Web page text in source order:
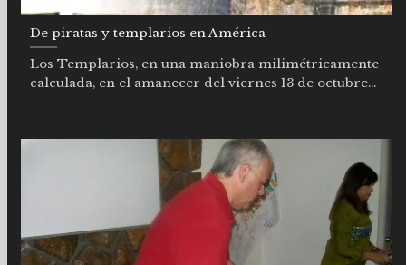
De piratas y templarios en América
Los Templarios, en una maniobra milimétricamente
calculada, en el amanecer del viernes 13 de octubre...